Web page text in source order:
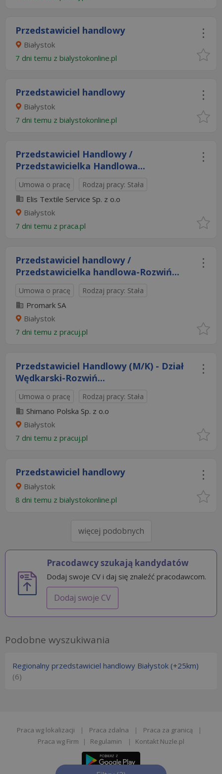
Przedstawiciel handlowy
Białystok
7 dni temu z bialystokonline.pl
Przedstawiciel handlowy
Białystok
7 dni temu z bialystokonline.pl
Przedstawiciel Handlowy /
Przedstawicielka Handlowa...
Umowa o pracę Rodzaj pracy: Stała
Elis Textile Service Sp. z o.o
Białystok
7 dni temu z praca.pl
Przedstawiciel handlowy /
Przedstawicielka handlowa-Rozwiń...
Umowa o pracę Rodzaj pracy: Stała
Promark SA
Białystok
7 dni temu z pracuj.pl
Przedstawiciel Handlowy (M/K) - Dział
Wędkarski-Rozwiń...
Umowa o pracę Rodzaj pracy: Stała
Shimano Polska Sp. z o.o
Białystok
7 dni temu z pracuj.pl
Przedstawiciel handlowy
Białystok
8 dni temu z bialystokonline.pl
więcej podobnych
Pracodawcy szukają kandydatów
Dodaj swoje CV i daj się znaleźć pracodawcom.
Dodaj swoje CV
Podobne wyszukiwania
Regionalny przedstawiciel handlowy Białystok (+25km)
(6)
Praca wg lokalizacji | Praca zdalna | Praca za granicą
|
Praca wg Firm
| Regulamin | Kontakt Nuzle.pl